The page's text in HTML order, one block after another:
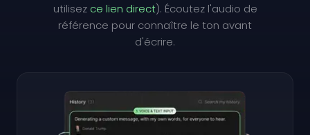
utilisez ce lien direct). Écoutez l'audio de
référence pour connaître le ton avant
d'écrire.